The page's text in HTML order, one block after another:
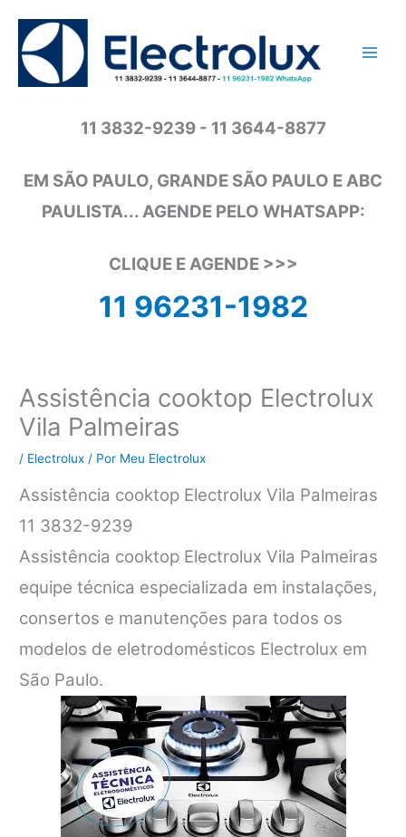
conteúdo
11 3832-9239 - 11 3644-8877
EM SÃO PAULO, GRANDE SÃO PAULO E ABC
PAULISTA... AGENDE PELO WHATSAPP:
CLIQUE E AGENDE >>>
11 96231-1982
Assistência cooktop Electrolux
Vila Palmeiras
/ Electrolux / Por Meu Electrolux
Assistência cooktop Electrolux Vila Palmeiras
11 3832-9239
Assistência cooktop Electrolux Vila Palmeiras
equipe técnica especializada em instalações,
consertos e manutenções para todos os
modelos de eletrodomésticos Electrolux em
São Paulo.